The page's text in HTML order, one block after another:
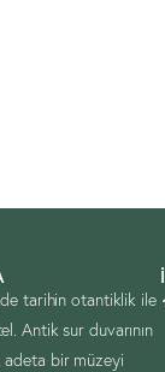
tarihin otantiklik ile
Antik sur duvarının
adeta bir müzeyi